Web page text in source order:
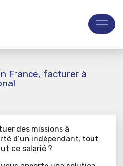
France, facturer à
des missions à
d’un indépendant, tout
de salarié ?